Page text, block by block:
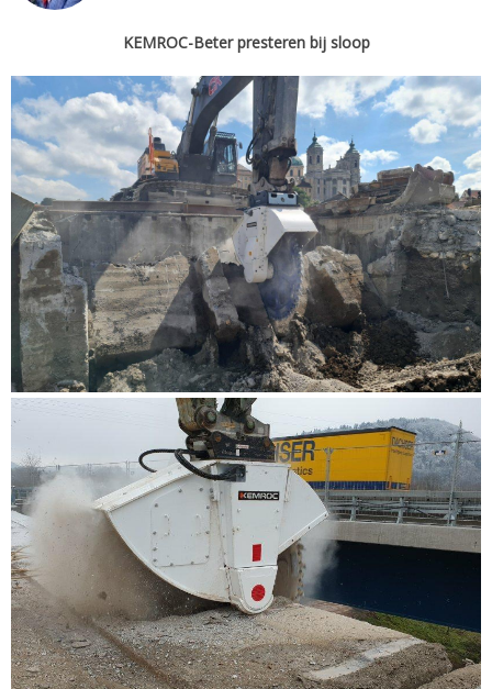
KEMROC-Beter presteren bij sloop